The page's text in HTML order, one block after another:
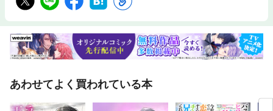
あわせてよく買われている本